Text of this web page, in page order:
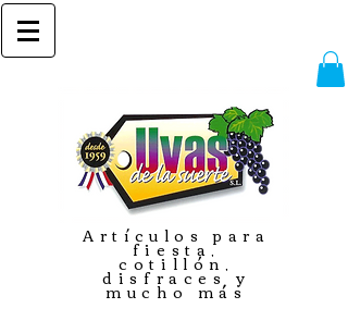
Artículos para
fiesta,
cotillón,
disfraces y
mucho más